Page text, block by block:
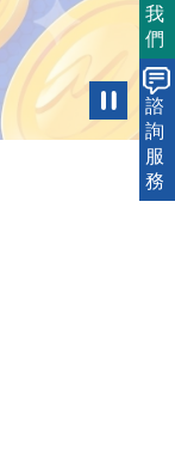
我
們
諮
詢
服
務